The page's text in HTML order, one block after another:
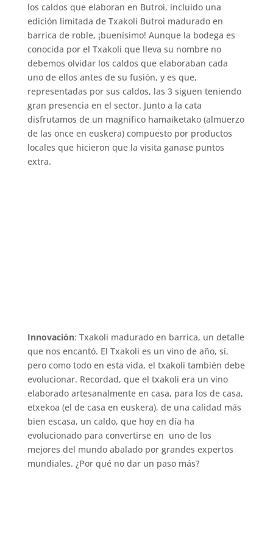
los caldos que elaboran en Butroi, incluido una
edición limitada de Txakoli Butroi madurado en
barrica de roble, ¡buenísimo! Aunque la bodega es
conocida por el Txakoli que lleva su nombre no
debemos olvidar los caldos que elaboraban cada
uno de ellos antes de su fusión, y es que,
representadas por sus caldos, las 3 siguen teniendo
gran presencia en el sector. Junto a la cata
disfrutamos de un magnifico hamaiketako (almuerzo
de las once en euskera) compuesto por productos
locales que hicieron que la visita ganase puntos
extra.
Innovación: Txakoli madurado en barrica, un detalle
que nos encantó. El Txakoli es un vino de año, sí,
pero como todo en esta vida, el txakoli también debe
evolucionar. Recordad, que el txakoli era un vino
elaborado artesanalmente en casa, para los de casa,
etxekoa (el de casa en euskera), de una calidad más
bien escasa, un caldo, que hoy en día ha
evolucionado para convertirse en uno de los
mejores del mundo abalado por grandes expertos
mundiales. ¿Por qué no dar un paso más?